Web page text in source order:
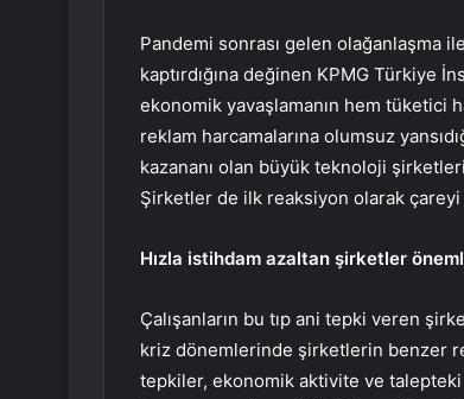
Pandemi sonrası gelen olağanlaşma
kaptırdığına değinen KPMG Türkiye
ekonomik yavaşlamanın hem tüketici
reklam harcamalarına olumsuz
kazananı olan büyük teknoloji
Şirketler de ilk reaksiyon olarak çareyi
Hızla istihdam azaltan şirketler
Çalışanların bu tıp ani tepki veren
kriz dönemlerinde şirketlerin benzer
tepkiler, ekonomik aktivite ve talepteki